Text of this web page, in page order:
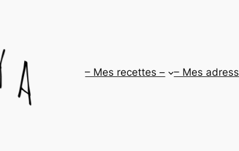
– Mes recettes – – Mes